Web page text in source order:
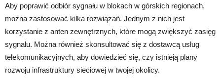
Aby poprawić odbiór sygnału w blokach w górskich regionach,
można zastosować kilka rozwiązań. Jednym z nich jest
korzystanie z anten zewnętrznych, które mogą zwiększyć zasięg
sygnału. Można również skonsultować się z dostawcą usług
telekomunikacyjnych, aby dowiedzieć się, czy istnieją plany
rozwoju infrastruktury sieciowej w twojej okolicy.